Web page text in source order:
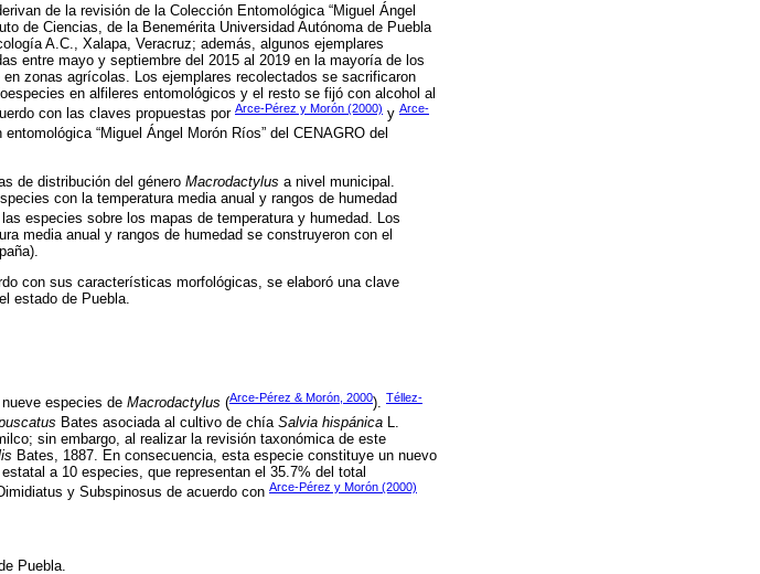
de la revisión de la Colección Entomológica “Miguel Ángel
de Ciencias, de la Benemérita Universidad Autónoma de Puebla
A.C., Xalapa, Veracruz; además, algunos ejemplares
entre mayo y septiembre del 2015 al 2019 en la mayoría de los
zonas agrícolas. Los ejemplares recolectados se sacrificaron
en alfileres entomológicos y el resto se fijó con alcohol al
con las claves propuestas por Arce-Pérez y Morón (2000) y Arce-
“Miguel Ángel Morón Ríos” del CENAGRO del
de distribución del género Macrodactylus a nivel municipal.
con la temperatura media anual y rangos de humedad
especies sobre los mapas de temperatura y humedad. Los
media anual y rangos de humedad se construyeron con el
con sus características morfológicas, se elaboró una clave
estado de Puebla.
especies de Macrodactylus (Arce-Pérez & Morón, 2000).
Téllez-
Bates asociada al cultivo de chía Salvia hispánica L.
sin embargo, al realizar la revisión taxonómica de este
Bates, 1887. En consecuencia, esta especie constituye un nuevo
a 10 especies, que representan el 35.7% del total
y Subspinosus de acuerdo con Arce-Pérez y Morón (2000)
Puebla.